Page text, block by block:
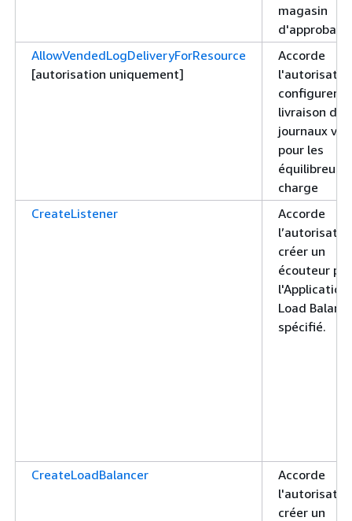
magasin
AllowVendedLogDeliveryForResource
[autorisation uniquement]
Accorde
configurer la
livraison des
journaux
pour les
équilibreurs
charge
CreateListener
Accorde
créer un
écouteur
l'Application
Load
spécifié.
CreateLoadBalancer
Accorde
créer un